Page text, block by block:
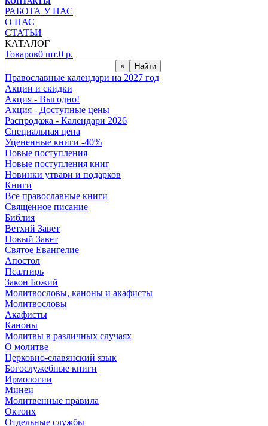
РАБОТА У НАС
О НАС
СТАТЬИ
КАТАЛОГ
Товаров0 шт.0 р.
× Найти
Православные календари на 2027 год
Акции и скидки
Акция - Выгодно!
Акция - Доступные цены
Распродажа - Календари 2026
Специальная цена
Уцененные книги -40%
Новые поступления
Новые поступления книг
Новинки утвари и подарков
Книги
Все православные книги
Священное писание
Библия
Ветхий Завет
Новый Завет
Святое Евангелие
Апостол
Псалтирь
Закон Божий
Молитвословы, каноны и акафисты
Молитвословы
Акафисты
Каноны
Молитвы в различных случаях
О молитве
Церковно-славянский язык
Богослужебные книги
Ирмологии
Минеи
Молитвенные правила
Октоих
Отдельные службы